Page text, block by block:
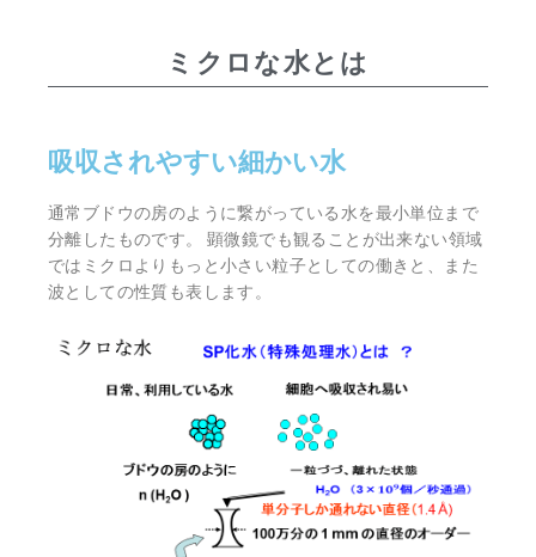
ミクロな水とは
吸収されやすい細かい水
通常ブドウの房のように繋がっている水を最小単位まで
分離したものです。 顕微鏡でも観ることが出来ない領域
ではミクロよりもっと小さい粒子としての働きと、また
波としての性質も表します。